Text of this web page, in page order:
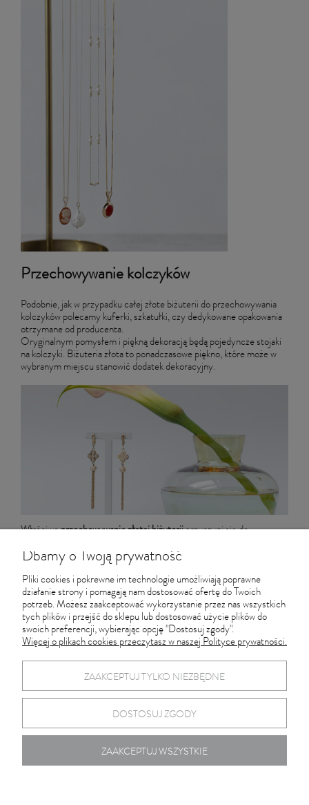
Przechowywanie kolczyków
Podobnie, jak w przypadku całej złote biżuterii do przechowywania
kolczyków polecamy kuferki, szkatułki, czy dedykowane opakowania
otrzymane od producenta.
Oryginalnym pomysłem i piękną dekoracją będą pojedyncze stojaki
na kolczyki. Biżuteria złota to ponadczasowe piękno, które może w
wybranym miejscu stanowić dodatek dekoracyjny.
Właściweprzechowywanie złotej biżuteriiprzyczyni się do
Odrobina planowania pozwoli cieszyć się piękną kolekcją przez długie
O radę w przypadku właściwego przechowywania złotej biżuterii,
możesz zapytać nas – z przyjemnością Ci doradzimy.
#przechowywanie biżuterii #złota biżuteria
Dbamy o Twoją prywatność
Pliki cookies i pokrewne im technologie umożliwiają poprawne
działanie strony i pomagają nam dostosować ofertę do Twoich
potrzeb. Możesz zaakceptować wykorzystanie przez nas wszystkich
tych plików i przejść do sklepu lub dostosować użycie plików do
swoich preferencji, wybierając opcję "Dostosuj zgody".
Więcej o plikach cookies przeczytasz w naszej Polityce prywatności.
ZAAKCEPTUJ TYLKO NIEZBĘDNE
DOSTOSUJ ZGODY
ZAAKCEPTUJ WSZYSTKIE